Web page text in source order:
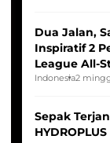
Dua Jalan,
Inspiratif 2
League All-
Seleksi
Indonesia2
Sepak